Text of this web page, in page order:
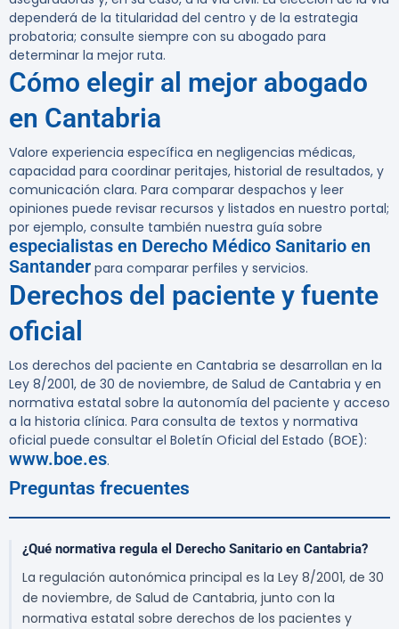
dependerá de la titularidad del centro y de la estrategia
probatoria; consulte siempre con su abogado para
determinar la mejor ruta.
Cómo elegir al mejor abogado
en Cantabria
Valore experiencia específica en negligencias médicas,
capacidad para coordinar peritajes, historial de resultados, y
comunicación clara. Para comparar despachos y leer
opiniones puede revisar recursos y listados en nuestro portal;
por ejemplo, consulte también nuestra guía sobre
especialistas en Derecho Médico Sanitario en
Santander para comparar perfiles y servicios.
Derechos del paciente y fuente
oficial
Los derechos del paciente en Cantabria se desarrollan en la
Ley 8/2001, de 30 de noviembre, de Salud de Cantabria y en
normativa estatal sobre la autonomía del paciente y acceso
a la historia clínica. Para consulta de textos y normativa
oficial puede consultar el Boletín Oficial del Estado (BOE):
www.boe.es.
Preguntas frecuentes
¿Qué normativa regula el Derecho Sanitario en Cantabria?
La regulación autonómica principal es la Ley 8/2001, de 30
de noviembre, de Salud de Cantabria, junto con la
normativa estatal sobre derechos de los pacientes y